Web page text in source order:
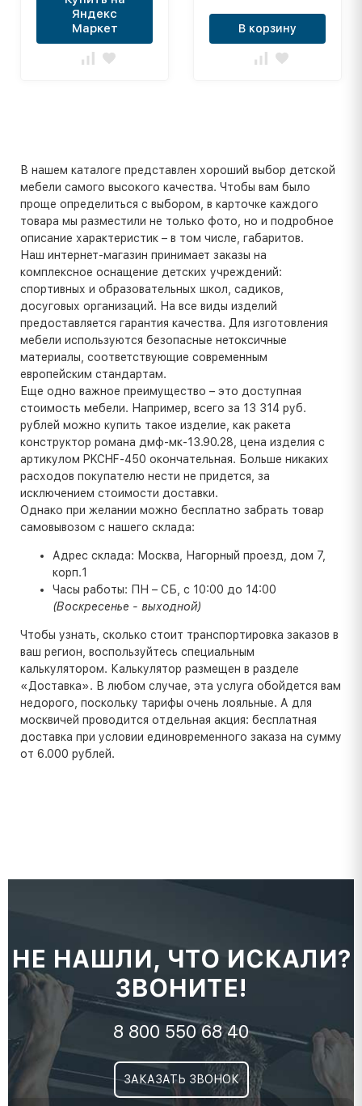
Яндекс
Маркет
В корзину
В нашем каталоге представлен хороший выбор детской
мебели самого высокого качества. Чтобы вам было
проще определиться с выбором, в карточке каждого
товара мы разместили не только фото, но и подробное
описание характеристик – в том числе, габаритов.
Наш интернет-магазин принимает заказы на
комплексное оснащение детских учреждений:
спортивных и образовательных школ, садиков,
досуговых организаций. На все виды изделий
предоставляется гарантия качества. Для изготовления
мебели используются безопасные нетоксичные
материалы, соответствующие современным
европейским стандартам.
Еще одно важное преимущество – это доступная
стоимость мебели. Например, всего за 13 314 руб.
рублей можно купить такое изделие, как ракета
конструктор романа дмф-мк-13.90.28, цена изделия с
артикулом PKCHF-450 окончательная. Больше никаких
расходов покупателю нести не придется, за
исключением стоимости доставки.
Однако при желании можно бесплатно забрать товар
самовывозом с нашего склада:
Адрес склада: Москва, Нагорный проезд, дом 7,
корп.1
Часы работы: ПН – СБ, с 10:00 до 14:00
(Воскресенье - выходной)
Чтобы узнать, сколько стоит транспортировка заказов в
ваш регион, воспользуйтесь специальным
калькулятором. Калькулятор размещен в разделе
«Доставка». В любом случае, эта услуга обойдется вам
недорого, поскольку тарифы очень лояльные. А для
москвичей проводится отдельная акция: бесплатная
доставка при условии единовременного заказа на сумму
от 6.000 рублей.
НЕ НАШЛИ, ЧТО ИСКАЛИ?
ЗВОНИТЕ!
8 800 550 68 40
ЗАКАЗАТЬ ЗВОНОК